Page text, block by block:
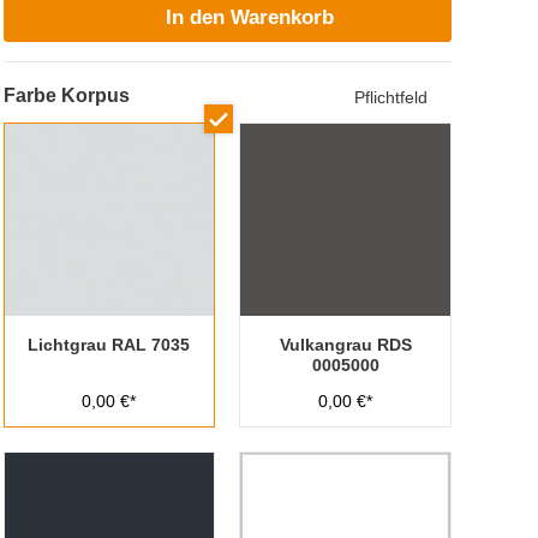
In den Warenkorb
Farbe Korpus Pflichtfeld
Lichtgrau RAL 7035
0,00 €*
Vulkangrau RDS
0005000
0,00 €*